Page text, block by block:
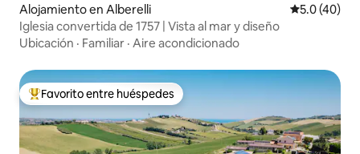
Alojamiento en Alberelli Calificación
5.0 (40)
Iglesia convertida de 1757 | Vista al mar y diseño
Ubicación · Familiar · Aire acondicionado
Favorito entre huéspedes preferido
Favorito entre huéspedes